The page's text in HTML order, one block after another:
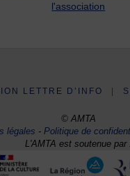
l'association
LETTRE D’INFO
© AMTA
légales -Politique de
L'AMTA est soutenue par